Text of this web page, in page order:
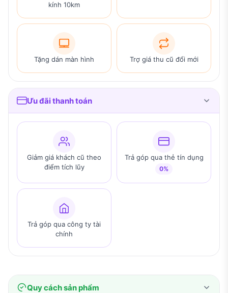
kính 10km
Tặng dán màn hình Trợ giá thu cũ đổi mới
Ưu đãi thanh toán
Giảm giá khách cũ theo
điểm tích lũy
Trả góp qua thẻ tín dụng
0%
Trả góp qua công ty tài
chính
Quy cách sản phẩm